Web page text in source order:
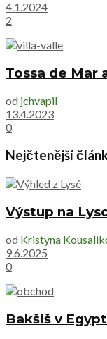
4.1.2024
2
Tossa de Mar
od jchvapil
13.4.2023
0
Nejčtenější
Výstup na
od Kristyna
9.6.2025
0
Bakšiš v